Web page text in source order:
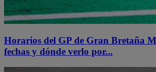
Horarios del GP de Gran Bretaña
fechas y dónde verlo por...